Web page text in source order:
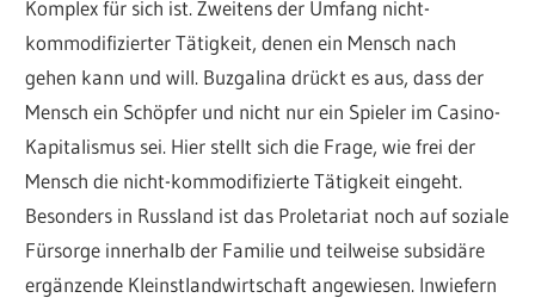
Komplex für sich ist. Zweitens der Umfang nicht-
kommodifizierter Tätigkeit, denen ein Mensch nach
gehen kann und will. Buzgalina drückt es aus, dass der
Mensch ein Schöpfer und nicht nur ein Spieler im Casino-
Kapitalismus sei. Hier stellt sich die Frage, wie frei der
Mensch die nicht-kommodifizierte Tätigkeit eingeht.
Besonders in Russland ist das Proletariat noch auf soziale
Fürsorge innerhalb der Familie und teilweise subsidäre
ergänzende Kleinstlandwirtschaft angewiesen. Inwiefern